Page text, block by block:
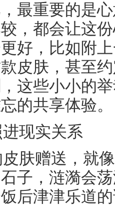
最重要的是
，都会让这
好，比如附
皮肤，甚至
这些小小的
的共享体验。
现实关系
肤赠送，就
子，涟漪会
后津津乐道